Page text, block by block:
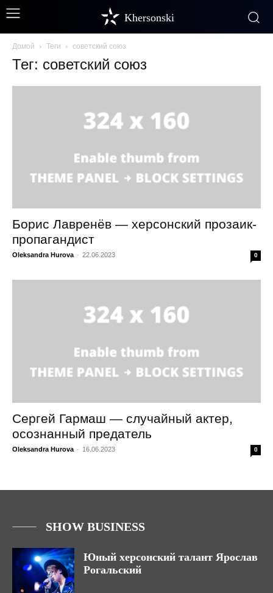
Khersonski
Домой Теги советский союз
Тег: советский союз
Борис Лавренёв — херсонский прозаик-
пропагандист
Oleksandra Hurova - 22.06.2023 0
Сергей Гармаш — случайный актер,
осознанный предатель
Oleksandra Hurova - 16.06.2023 0
SHOW BUSINESS
Юный херсонский талант Ярослав
Рогальский